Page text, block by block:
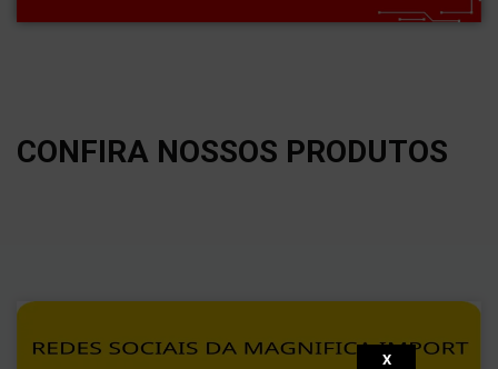
CONFIRA NOSSOS PRODUTOS
X